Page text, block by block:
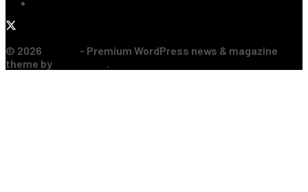
© 2026
- Premium WordPress news & magazine
theme by